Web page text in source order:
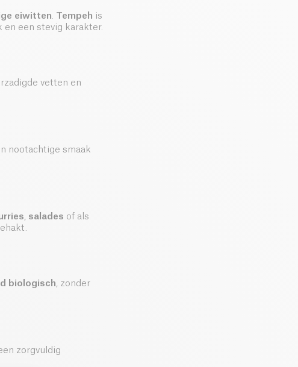
eiwitten Tempeh is
een stevig karakter.
vetten en
nootachtige smaak
salades of als
biologisch , zonder
zorgvuldig